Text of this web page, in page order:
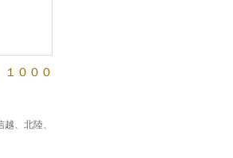
０００
、北陸、